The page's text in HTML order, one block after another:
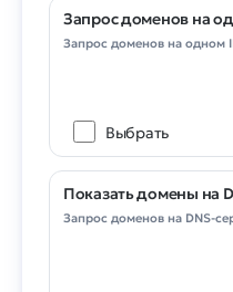
Запрос доменов на
Запрос доменов на одном
Выбрать
Показать домены на
Запрос доменов на DNS-